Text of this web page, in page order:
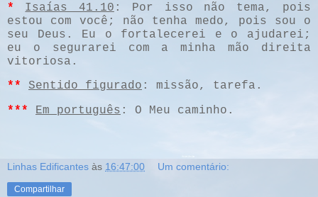
* Isaías 41.10 : Por isso não tema, pois
estou com você; não tenha medo, pois sou o
seu Deus. Eu o fortalecerei e o ajudarei;
eu o segurarei com a minha mão direita
vitoriosa.
**
Sentido figurado : missão, tarefa.
***
Em português : O Meu caminho.
Linhas Edificantes às 16:47:00 Um comentário:
Compartilhar